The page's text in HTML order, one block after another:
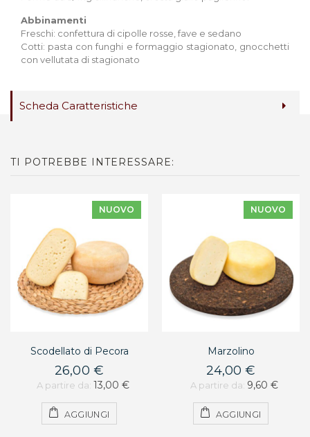
Abbinamenti
Freschi: confettura di cipolle rosse, fave e sedano
Cotti: pasta con funghi e formaggio stagionato, gnocchetti
con vellutata di stagionato
Scheda Caratteristiche
TI POTREBBE INTERESSARE:
NUOVO
Scodellato di Pecora
26,00 €
A partire da: 13,00 €
AGGIUNGI
NUOVO
Marzolino
24,00 €
A partire da: 9,60 €
AGGIUNGI